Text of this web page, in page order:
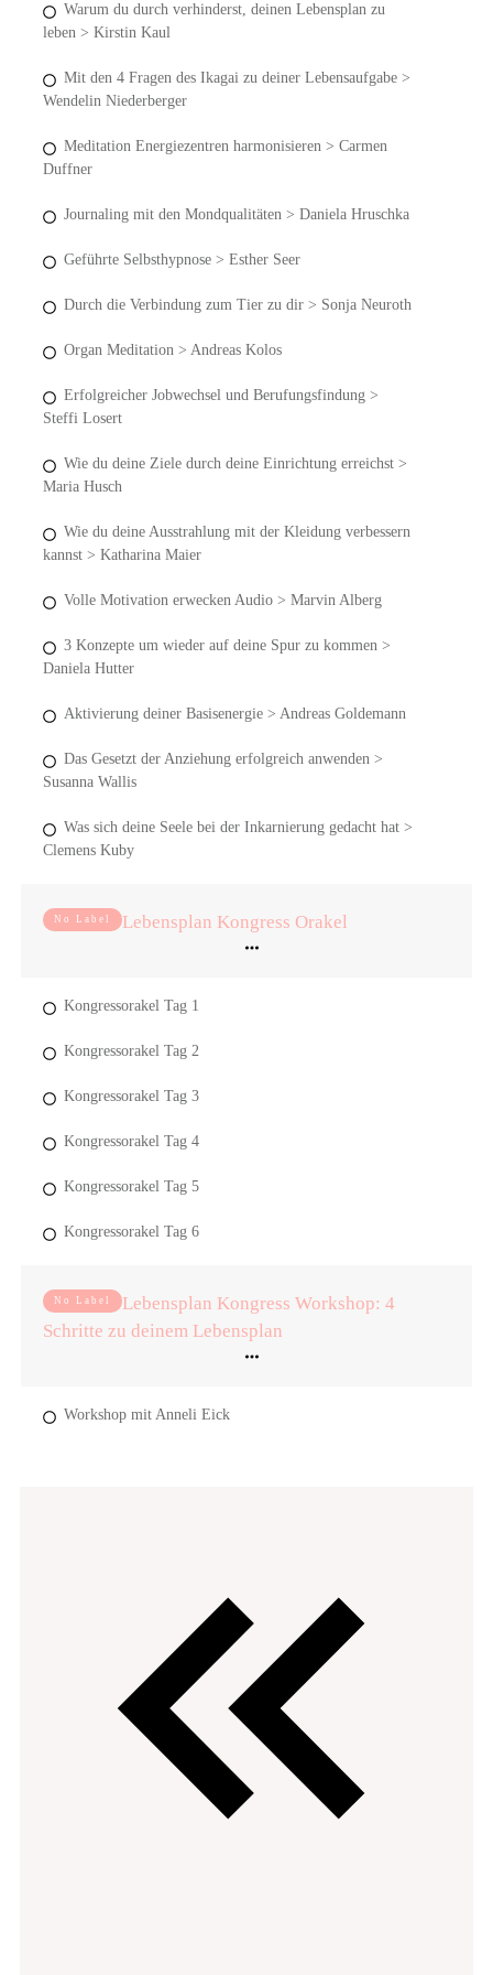
Warum du durch verhinderst, deinen Lebensplan zu
leben > Kirstin Kaul
Mit den 4 Fragen des Ikagai zu deiner Lebensaufgabe >
Wendelin Niederberger
Meditation Energiezentren harmonisieren > Carmen
Duffner
Journaling mit den Mondqualitäten > Daniela Hruschka
Geführte Selbsthypnose > Esther Seer
Durch die Verbindung zum Tier zu dir > Sonja Neuroth
Organ Meditation > Andreas Kolos
Erfolgreicher Jobwechsel und Berufungsfindung >
Steffi Losert
Wie du deine Ziele durch deine Einrichtung erreichst >
Maria Husch
Wie du deine Ausstrahlung mit der Kleidung verbessern
kannst > Katharina Maier
Volle Motivation erwecken Audio > Marvin Alberg
3 Konzepte um wieder auf deine Spur zu kommen >
Daniela Hutter
Aktivierung deiner Basisenergie > Andreas Goldemann
Das Gesetzt der Anziehung erfolgreich anwenden >
Susanna Wallis
Was sich deine Seele bei der Inkarnierung gedacht hat >
Clemens Kuby
No Label Lebensplan Kongress Orakel
Kongressorakel Tag 1
Kongressorakel Tag 2
Kongressorakel Tag 3
Kongressorakel Tag 4
Kongressorakel Tag 5
Kongressorakel Tag 6
No Label
Lebensplan Kongress Workshop: 4
Schritte zu deinem Lebensplan
Workshop mit Anneli Eick